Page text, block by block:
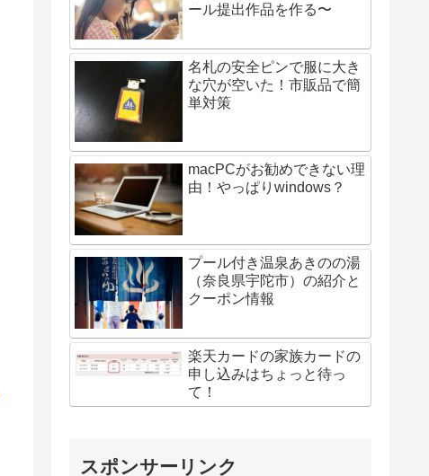
ール提出作品を作る〜
名札の安全ピンで服に大き
な穴が空いた！市販品で簡
単対策
macPCがお勧めできない理
由！やっぱりwindows？
プール付き温泉あきのの湯
（奈良県宇陀市）の紹介と
クーポン情報
楽天カードの家族カードの
申し込みはちょっと待っ
て！
スポンサーリンク